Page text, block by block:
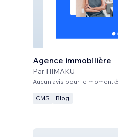
Agence immobilière
Par HIMAKU
Aucun avis pour le moment
CMS Blog